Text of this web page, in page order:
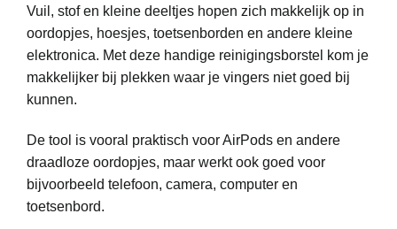
Vuil, stof en kleine deeltjes hopen zich makkelijk op in
oordopjes, hoesjes, toetsenborden en andere kleine
elektronica. Met deze handige reinigingsborstel kom je
makkelijker bij plekken waar je vingers niet goed bij
kunnen.
De tool is vooral praktisch voor AirPods en andere
draadloze oordopjes, maar werkt ook goed voor
bijvoorbeeld telefoon, camera, computer en
toetsenbord.